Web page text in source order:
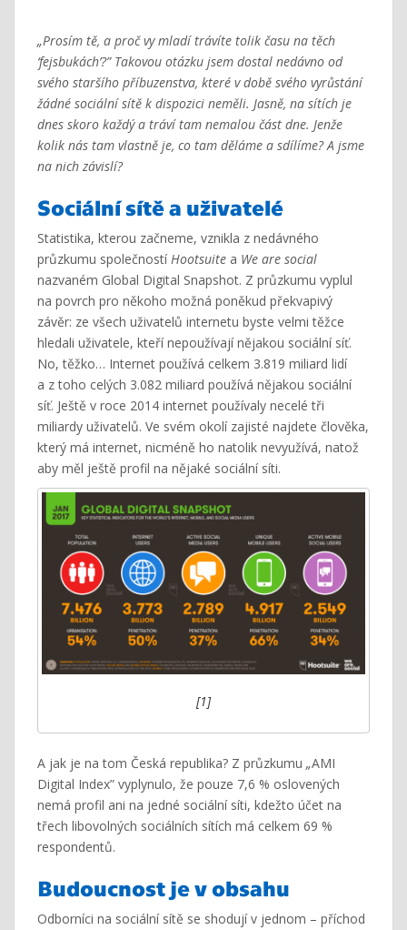
„Prosím tě, a proč vy mladí trávíte tolik času na těch
‘fejsbukách’?” Takovou otázku jsem dostal nedávno od
svého staršího příbuzenstva, které v době svého vyrůstání
žádné sociální sítě k dispozici neměli. Jasně, na sítích je
dnes skoro každý a tráví tam nemalou část dne. Jenže
kolik nás tam vlastně je, co tam děláme a sdílíme? A jsme
na nich závislí?
Sociální sítě a uživatelé
Statistika, kterou začneme, vznikla z nedávného
průzkumu společností Hootsuite a We are social
nazvaném Global Digital Snapshot. Z průzkumu vyplul
na povrch pro někoho možná poněkud překvapivý
závěr: ze všech uživatelů internetu byste velmi těžce
hledali uživatele, kteří nepoužívají nějakou sociální síť.
No, těžko… Internet používá celkem 3.819 miliard lidí
a z toho celých 3.082 miliard používá nějakou sociální
síť. Ještě v roce 2014 internet používaly necelé tři
miliardy uživatelů. Ve svém okolí zajisté najdete člověka,
který má internet, nicméně ho natolik nevyužívá, natož
aby měl ještě profil na nějaké sociální síti.
[1]
A jak je na tom Česká republika? Z průzkumu „AMI
Digital Index” vyplynulo, že pouze 7,6 % oslovených
nemá profil ani na jedné sociální síti, kdežto účet na
třech libovolných sociálních sítích má celkem 69 %
respondentů.
Budoucnost je v obsahu
Odborníci na sociální sítě se shodují v jednom – příchod